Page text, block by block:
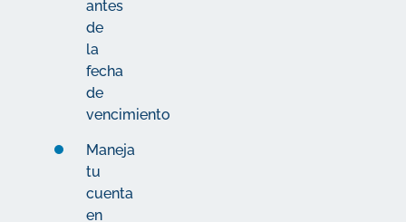
antes
de
la
fecha
de
vencimiento
Maneja
tu
cuenta
en